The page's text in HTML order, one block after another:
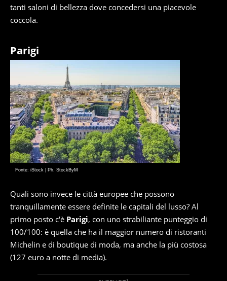
tanti saloni di bellezza dove concedersi una piacevole
coccola.
Parigi
Fonte: iStock | Ph. StockByM
Quali sono invece le città europee che possono
tranquillamente essere definite le capitali del lusso? Al
primo posto c'è Parigi, con uno strabiliante punteggio di
100/100: è quella che ha il maggior numero di ristoranti
Michelin e di boutique di moda, ma anche la più costosa
(127 euro a notte di media).